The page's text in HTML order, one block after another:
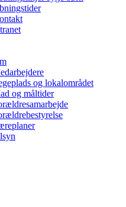
og lokalområdet
og måltider